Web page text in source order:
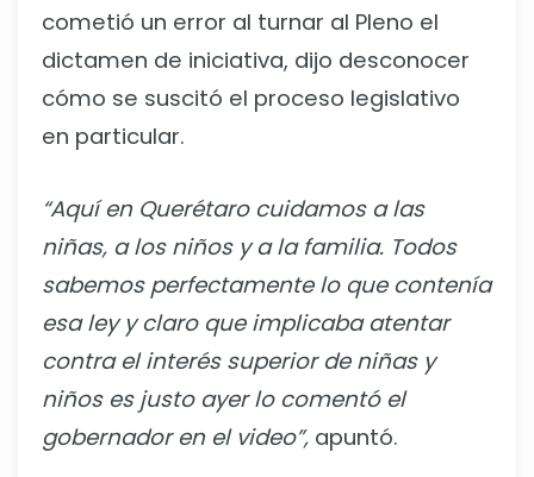
cometió un error al turnar al Pleno el
dictamen de iniciativa, dijo desconocer
cómo se suscitó el proceso legislativo
en particular.
“Aquí en Querétaro cuidamos a las
niñas, a los niños y a la familia. Todos
sabemos perfectamente lo que contenía
esa ley y claro que implicaba atentar
contra el interés superior de niñas y
niños es justo ayer lo comentó el
gobernador en el video”, apuntó.